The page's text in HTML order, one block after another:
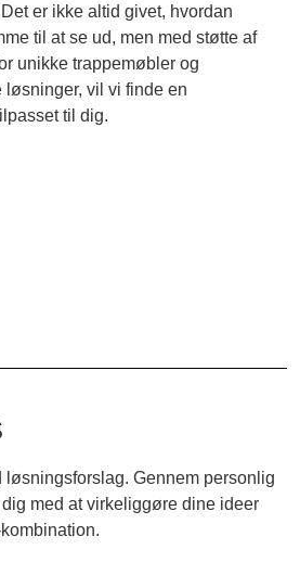
er ikke altid givet, hvordan
til at se ud, men med støtte af
unikke trappemøbler og
vil vi finde en
til dig.
Gennem personlig
med at virkeliggøre dine ideer